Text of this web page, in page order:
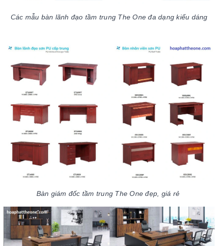
Các mẫu bàn lãnh đạo tầm trung The One đa dạng kiểu dáng
Bàn giám đốc tầm trung The One đẹp, giá rẻ